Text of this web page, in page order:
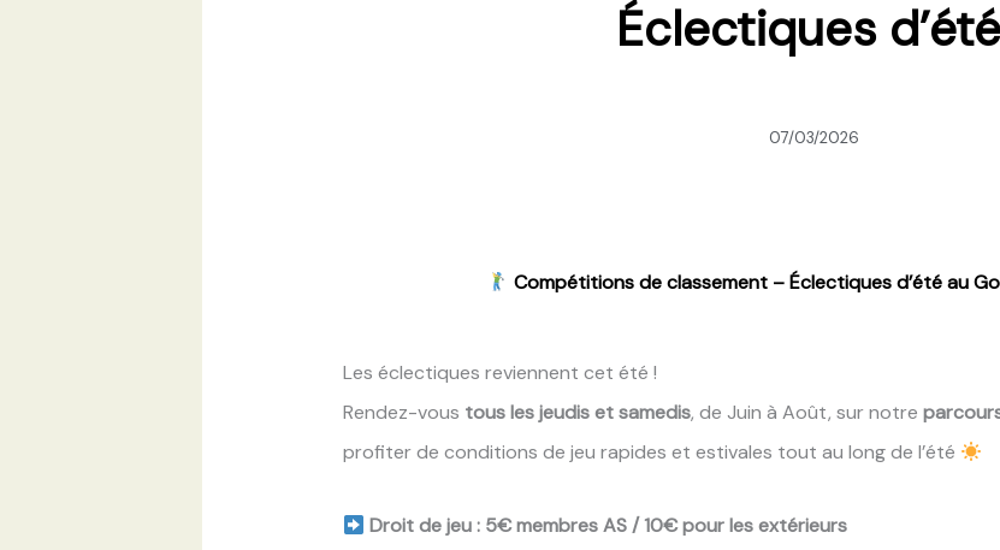
Éclectiques d’été
07/03/2026
Compétitions de classement – Éclectiques d’été au
Les éclectiques reviennent cet été !
Rendez-vous tous les jeudis et samedis, de Juin à Août, sur notre
profiter de conditions de jeu rapides et estivales tout au long de l’été
Droit de jeu : 5€ membres AS / 10€ pour les extérieurs